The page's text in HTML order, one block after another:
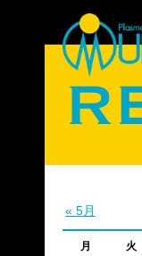
月 火
« 5月